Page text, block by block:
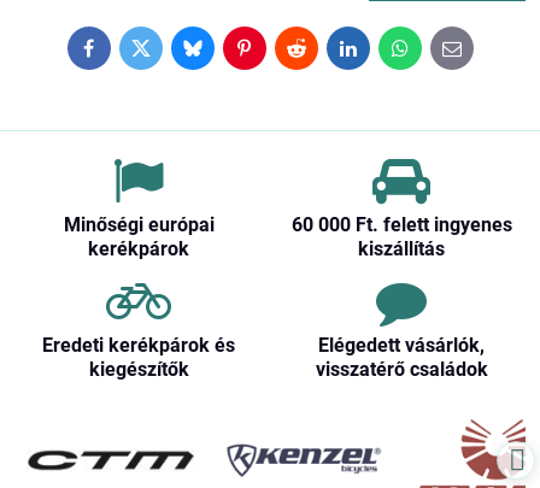
FacebookTwitterBlueskyPinterestRedditLinkedInWhatsApp
E-
mail
Minőségi európai
kerékpárok
60 000 Ft​. felett ingyenes
kiszállítás
Eredeti kerékpárok és
kiegészítők
Elégedett vásárlók,
visszatérő családok